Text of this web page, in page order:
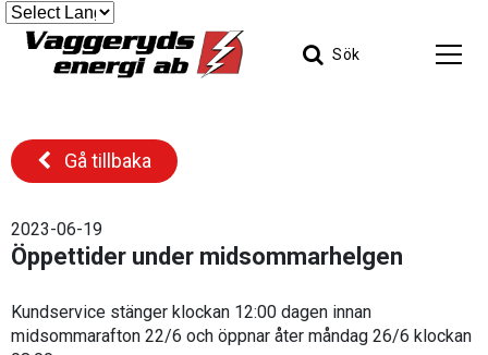
Sök
Gå tillbaka
2023-06-19
Öppettider under midsommarhelgen
Kundservice stänger klockan 12:00 dagen innan
midsommarafton 22/6 och öppnar åter måndag 26/6 klockan